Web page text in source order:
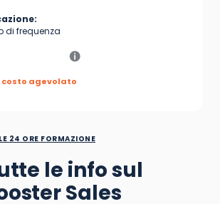
di frequenza
agevolato
24 ORE FORMAZIONE
le info sul
Sales